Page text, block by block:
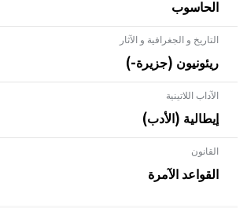
الحاسوب
التاريخ و الجغرافية و الآثار
ريئونيون (جزيرة-)
الآداب اللاتينية
إيطالية (الأدب)
القانون
القواعد الآمرة
- هل تعلم أن الأبلق نوع من الفنون
بالعمارة الإسلامية في بلاد الشام ومصر
المعمار على بناء مداميكه وخاصة في الواجهات